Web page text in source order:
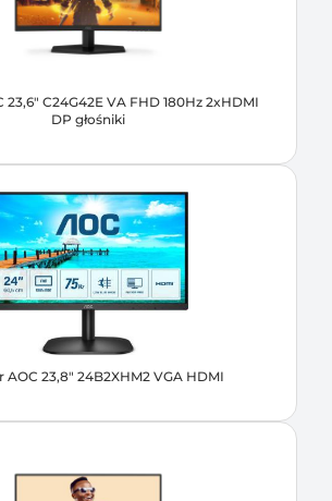
23,6" C24G42E VA FHD 180Hz 2xHDMI
DP głośniki
AOC 23,8" 24B2XHM2 VGA HDMI